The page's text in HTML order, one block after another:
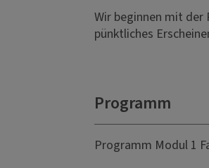
Wir beginnen mit der
pünktliches
Programm
Programm Modul 1